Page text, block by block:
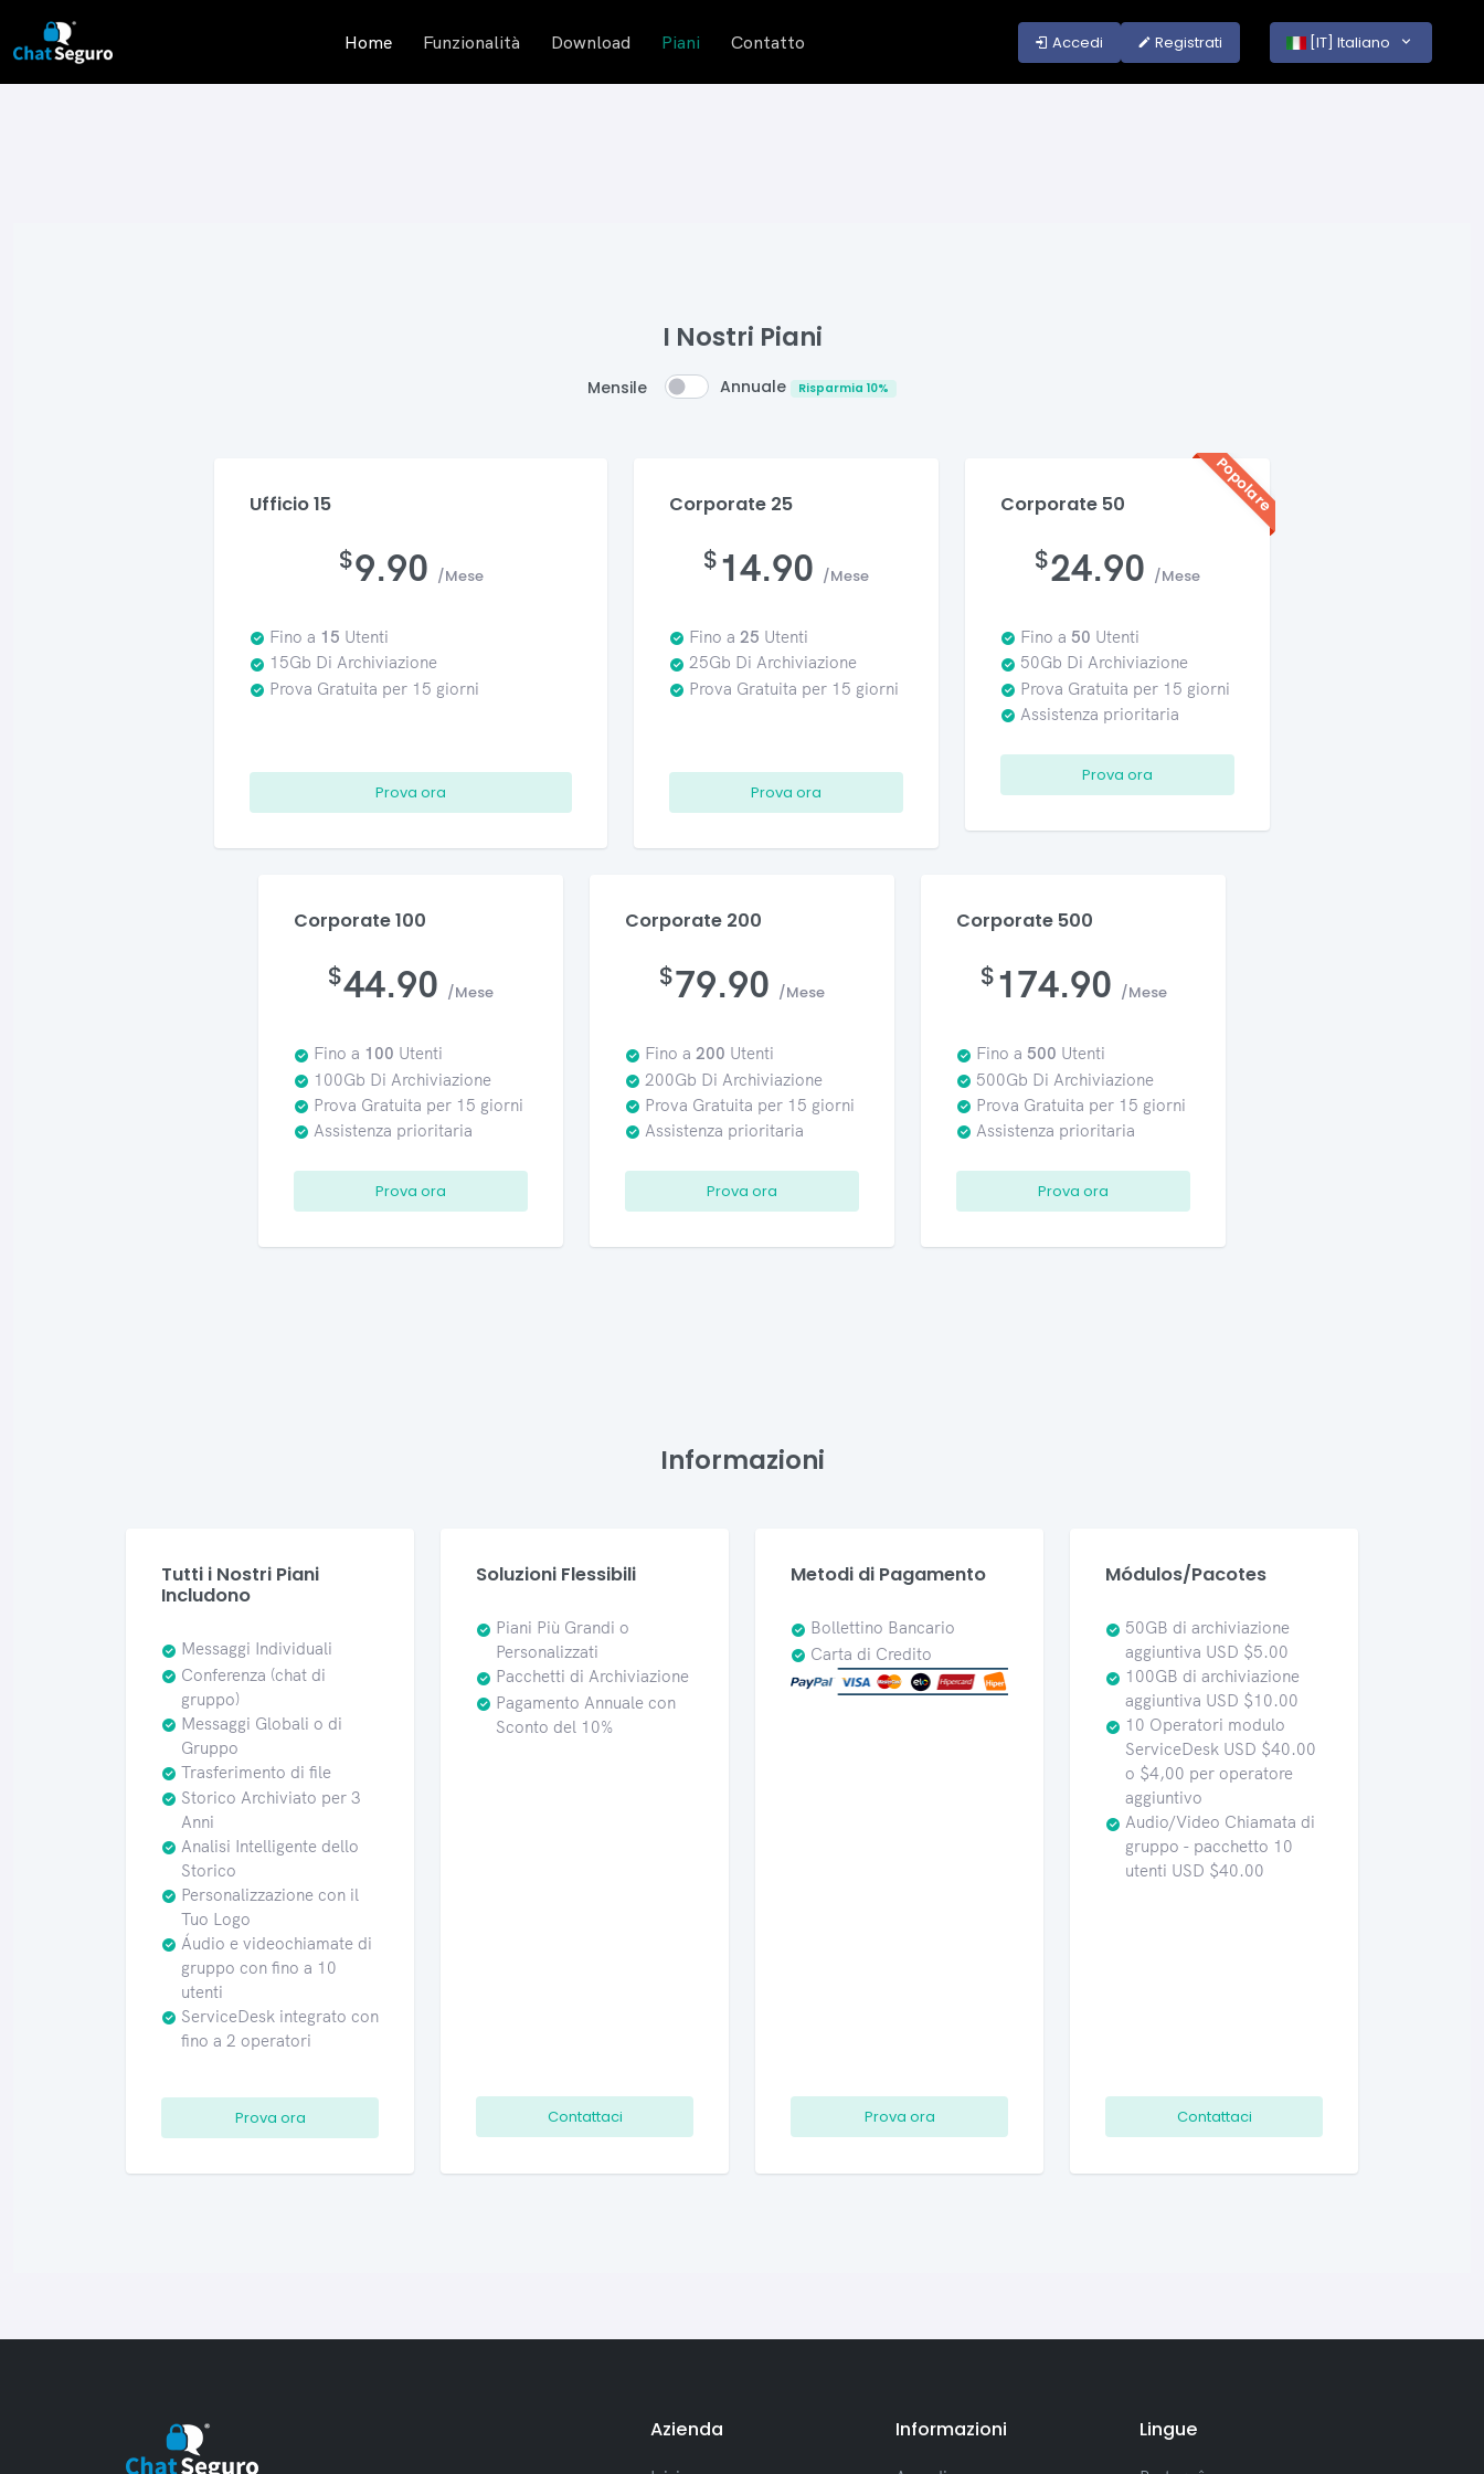
Home Funzionalità Download Piani Contatto Accedi Registrati [IT] Italiano
I Nostri Piani
Mensile Annuale Risparmia 10%
Ufficio 15
$9.90 /Mese
Fino a 15 Utenti
15Gb Di Archiviazione
Prova Gratuita per 15 giorni
Prova ora
Corporate 25
$14.90 /Mese
Fino a 25 Utenti
25Gb Di Archiviazione
Prova Gratuita per 15 giorni
Prova ora
Popolare
Corporate 50
$24.90 /Mese
Fino a 50 Utenti
50Gb Di Archiviazione
Prova Gratuita per 15 giorni
Assistenza prioritaria
Prova ora
Corporate 100
$44.90 /Mese
Fino a 100 Utenti
100Gb Di Archiviazione
Prova Gratuita per 15 giorni
Assistenza prioritaria
Prova ora
Corporate 200
$79.90 /Mese
Fino a 200 Utenti
200Gb Di Archiviazione
Prova Gratuita per 15 giorni
Assistenza prioritaria
Prova ora
Corporate 500
$174.90 /Mese
Fino a 500 Utenti
500Gb Di Archiviazione
Prova Gratuita per 15 giorni
Assistenza prioritaria
Prova ora
Informazioni
Tutti i Nostri Piani
Includono
Messaggi Individuali
Conferenza (chat di
gruppo)
Messaggi Globali o di
Gruppo
Trasferimento di file
Storico Archiviato per 3
Anni
Analisi Intelligente dello
Storico
Personalizzazione con il
Tuo Logo
Áudio e videochiamate di
gruppo con fino a 10
utenti
ServiceDesk integrato con
fino a 2 operatori
Prova ora
Soluzioni Flessibili
Piani Più Grandi o
Personalizzati
Pacchetti di Archiviazione
Pagamento Annuale con
Sconto del 10%
Contattaci
Metodi di Pagamento
Bollettino Bancario
Carta di Credito
Prova ora
Módulos/Pacotes
50GB di archiviazione
aggiuntiva USD $5.00
100GB di archiviazione
aggiuntiva USD $10.00
10 Operatori modulo
ServiceDesk USD $40.00
o $4,00 per operatore
aggiuntivo
Audio/Video Chiamata di
gruppo - pacchetto 10
utenti USD $40.00
Contattaci
Azienda Informazioni Lingue